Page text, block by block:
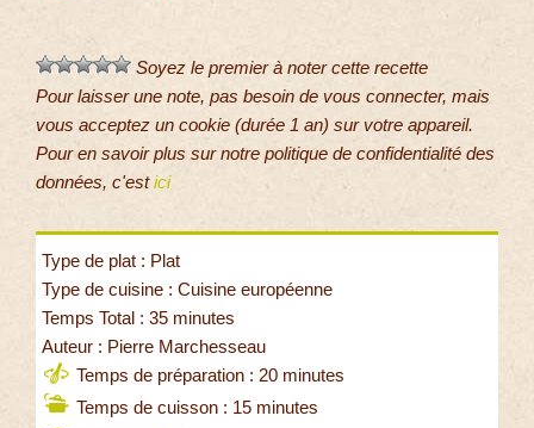
Soyez le premier à noter cette recette
Pour laisser une note, pas besoin de vous connecter, mais
vous acceptez un cookie (durée 1 an) sur votre appareil.
Pour en savoir plus sur notre politique de confidentialité des
données, c'estici
Type de plat : Plat
Type de cuisine : Cuisine européenne
Temps Total : 35 minutes
Auteur : Pierre Marchesseau
Temps de préparation : 20 minutes
Temps de cuisson : 15 minutes